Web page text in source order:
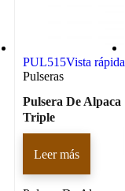
PUL515Vista rápida
Pulseras
Pulsera De Alpaca
Triple
Leer más